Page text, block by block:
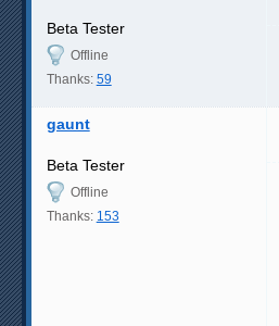
Beta Tester
Offline
Thanks: 59
gaunt
Beta Tester
Offline
Thanks: 153